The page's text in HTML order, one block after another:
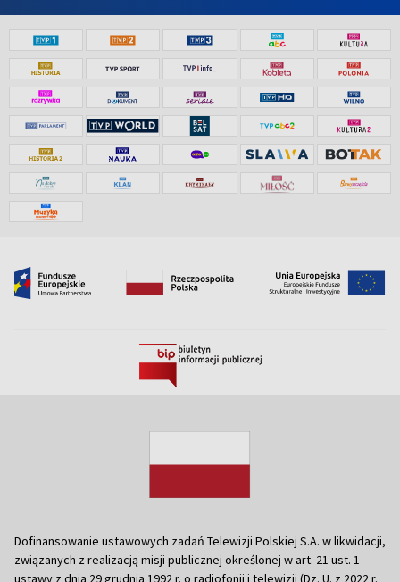
Dofinansowanie ustawowych zadań Telewizji Polskiej S.A. w likwidacji,
związanych z realizacją misji publicznej określonej w art. 21 ust. 1
ustawy z dnia 29 grudnia 1992 r. o radiofonii i telewizji (Dz. U. z 2022 r.